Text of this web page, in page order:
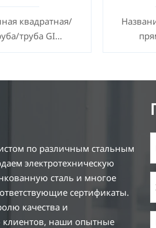
квадратная/
труба GI
BA ANSI и др.
по различным стальным
электротехническую
сталь и многое
сертификаты.
качества и
наши опытные